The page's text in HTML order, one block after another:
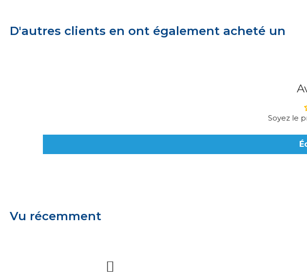
D'autres clients en ont également acheté un
Soyez le
Vu récemment